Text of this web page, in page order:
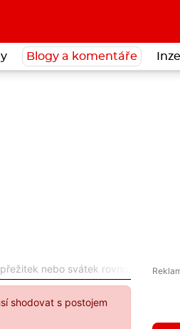
Blogy a komentáře
nebo svátek rovnoprávnosti?
shodovat s postojem